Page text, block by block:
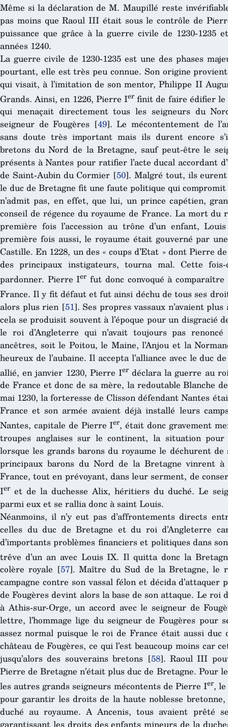
Même si la déclaration de M. Maupillé reste
pas moins que Raoul III était sous le contrôle de
puissance que grâce à la guerre civile de 1230-1235
années 1240.
La guerre civile de 1230-1235 est une des phases
pourtant, elle est très peu connue. Son origine
qui visait, à l’imitation de son mentor, Philippe II
Grands. Ainsi, en 1226, Pierre Ier finit de faire édifier le
qui menaçait directement tous les seigneurs du
seigneur de Fougères [49]. Le mécontentement de
sans doute très important mais ils durent encore
bretons du Nord de la Bretagne, sauf peut-être le
présents à Nantes pour ratifier l’acte ducal accordant
de Saint-Aubin du Cormier [50]. Malgré tout, ils
le duc de Bretagne fit une faute politique qui
n’admit pas, en effet, que lui, un prince capétien,
conseil de régence du royaume de France. La mort
première fois l’accession au trône d’un enfant,
première fois aussi, le royaume était gouverné par
Castille. En 1228, un des « coups d’Etat » dont Pierre
des principaux instigateurs, tourna mal. Cette
pardonner. Pierre Ier fut donc convoqué à
France. Il y fit défaut et fut ainsi déchu de tous ses
alors plus rien [51]. Ses propres vassaux n’avaient
cela se produisit souvent à l’époque pour un disgracié
le roi d’Angleterre qui n’avait toujours pas
ancêtres, soit le Poitou, le Maine, l’Anjou et la
heureux de l’aubaine. Il accepta l’alliance avec le duc
allié, en janvier 1230, Pierre Ierdéclara la guerre au
de France et donc de sa mère, la redoutable Blanche
mai 1230, la forteresse de Clisson défendant Nantes
France et son armée avaient déjà installé leurs
Nantes, capitale de Pierre Ier, était donc gravement
troupes anglaises sur le continent, la situation
lorsque les grands barons du royaume le déchurent de
principaux barons du Nord de la Bretagne vinrent
France, tout en prévoyant, dans leur serment, de
Ier et de la duchesse Alix, héritiers du duché. Le
parmi eux et se rallia donc à saint Louis.
Néanmoins, il n’y eut pas d’affrontements directs
celles du duc de Bretagne et du roi d’Angleterre
d’importants problèmes financiers et politiques dans
trêve d’un an avec Louis IX. Il quitta donc la
colère royale [57]. Maître du Sud de la Bretagne, le
campagne contre son vassal félon et décida
de Fougères devint alors la base de son attaque. Le roi
à Athis-sur-Orge, un accord avec le seigneur de
lettre, l’hommage lige du seigneur de Fougères pour
assez normal puisque le roi de France était aussi duc
château de Fougères, ce qui l’est beaucoup moins car
jusqu’alors des souverains bretons [58]. Raoul III
Pierre de Bretagne n’était plus duc de Bretagne. Pour
les autres grands seigneurs mécontents de Pierre Ier,
pour garantir les droits de la haute noblesse
duché au royaume. A Ancenis, tous avaient prêté
garantissant les droits des enfants mineurs de la